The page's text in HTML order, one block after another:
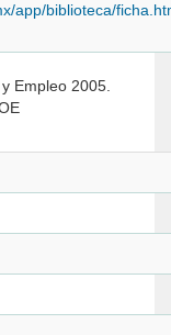
app/biblioteca/